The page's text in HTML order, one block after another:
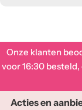
Onze klanten
voor 16:30
Acties en